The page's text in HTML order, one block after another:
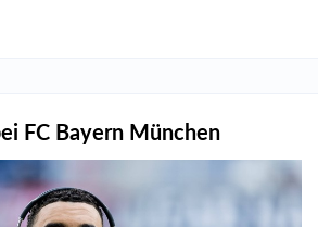
FC Bayern München